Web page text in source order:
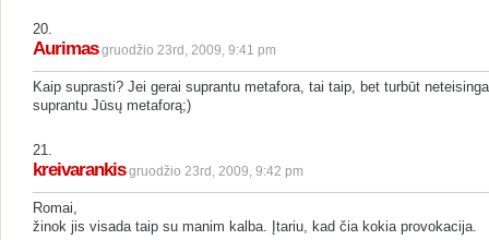
20.
Aurimas gruodžio 23rd, 2009, 9:41 pm
Kaip suprasti? Jei gerai suprantu metafora, tai taip, bet turbūt
suprantu Jūsų metaforą;)
21.
kreivarankis gruodžio 23rd, 2009, 9:42 pm
Romai,
žinok jis visada taip su manim kalba. Įtariu, kad čia kokia provokacija.